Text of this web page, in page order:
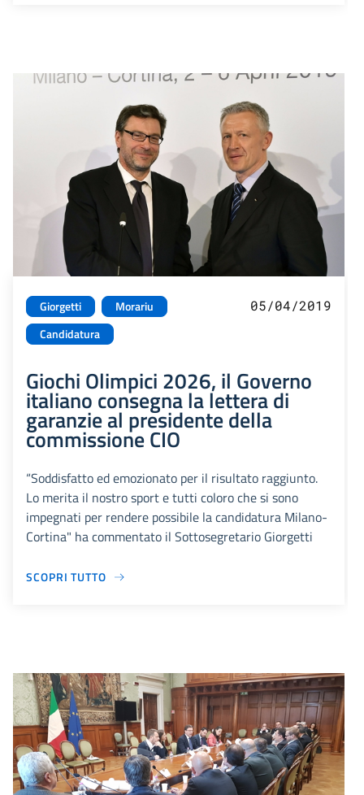
Giorgetti
Morariu
Candidatura
05/04/2019
Giochi Olimpici 2026, il Governo
italiano consegna la lettera di
garanzie al presidente della
commissione CIO
“Soddisfatto ed emozionato per il risultato raggiunto.
Lo merita il nostro sport e tutti coloro che si sono
impegnati per rendere possibile la candidatura Milano-
Cortina" ha commentato il Sottosegretario Giorgetti
SCOPRI TUTTO